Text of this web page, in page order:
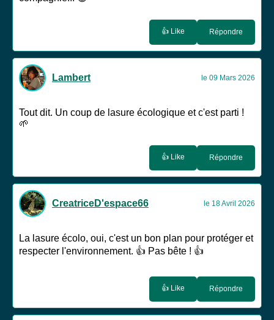
👍 Like Répondre
Lambert le 09 Mars 2026
Tout dit. Un coup de lasure écologique et c'est parti !
🌱
👍 Like Répondre
CreatriceD'espace66 le 18 Avril 2026
La lasure écolo, oui, c'est un bon plan pour protéger et
respecter l'environnement. 👍 Pas bête ! 👍
👍 Like Répondre